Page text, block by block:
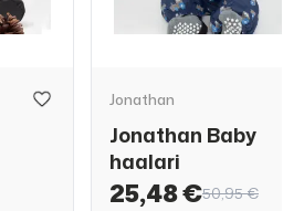
Jonathan
Jonathan Baby
haalari
25,48 €50,95 €